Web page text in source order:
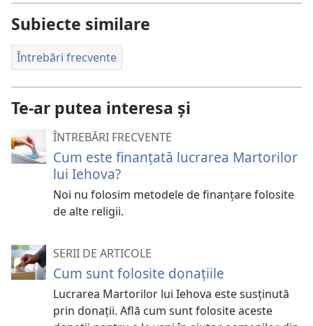
Subiecte similare
Întrebări frecvente
Te-ar putea interesa și
ÎNTREBĂRI FRECVENTE
Cum este finanțată lucrarea Martorilor
lui Iehova?
Noi nu folosim metodele de finanțare folosite
de alte religii.
SERII DE ARTICOLE
Cum sunt folosite donațiile
Lucrarea Martorilor lui Iehova este susținută
prin donații. Află cum sunt folosite aceste